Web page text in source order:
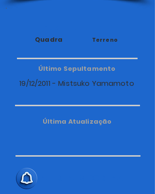
Quadra Terreno
Último Sepultamento
19/12/2011 - Mistsuko Yamamoto
Última Atualização